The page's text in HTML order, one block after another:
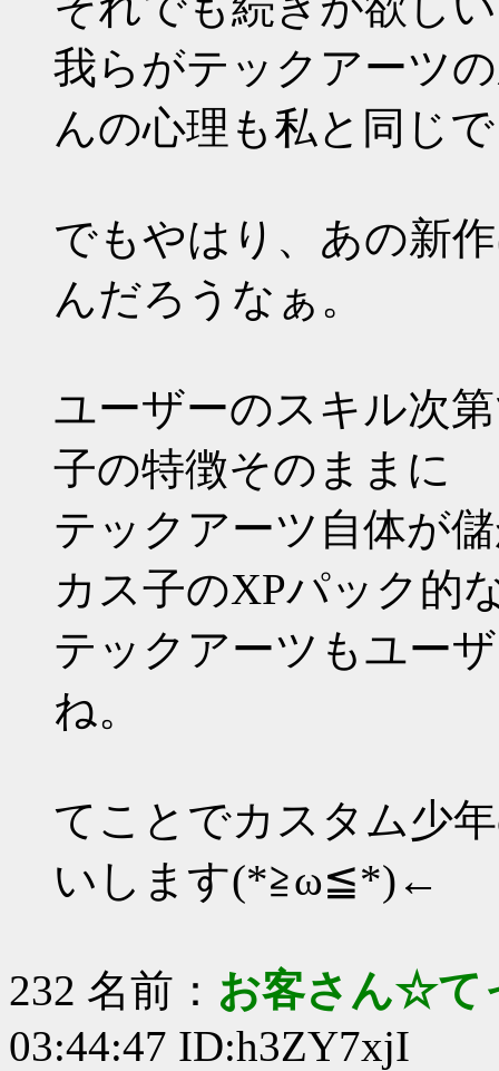
我らがテックアーツ
んの心理も私と同じ
でもやはり、あの新
んだろうなぁ。
ユーザーのスキル次
子の特徴そのままに
テックアーツ自体が
カス子のXPパック的
テックアーツもユー
ね。
てことでカスタム少
いします(*≧ω≦*)←
232 名前： お客さん☆て
03:44:47 ID:h3ZY7xjI